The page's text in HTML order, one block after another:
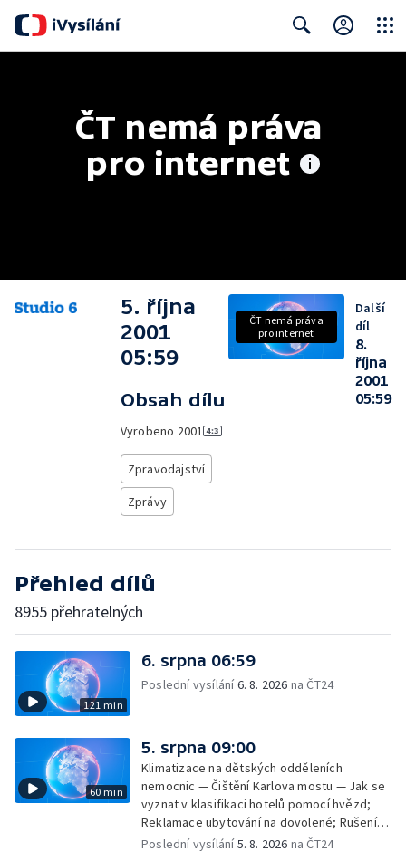
ČT nemá práva
pro internet
5. října
2001
05:59
Obsah dílu
Vyrobeno 2001
Zpravodajství
Zprávy
ČT nemá práva
pro internet
Další
díl
8.
října
2001
05:59
Přehled dílů
8955 přehratelných
121 min
6. srpna 06:59
Poslední vysílání6. 8. 2026 na ČT24
60 min
5. srpna 09:00
Klimatizace na dětských odděleních
nemocnic — Čištění Karlova mostu — Jak se
vyznat v klasifikaci hotelů pomocí hvězd;
Reklamace ubytování na dovolené; Rušení
dovolené kvůli přírodním živlům; Práva
Poslední vysílání5. 8. 2026 na ČT24